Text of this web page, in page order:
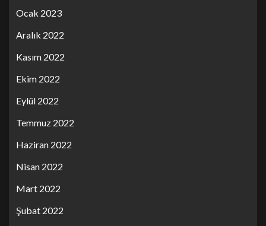
Ocak 2023
Aralık 2022
Kasım 2022
Ekim 2022
Eylül 2022
Temmuz 2022
Haziran 2022
Nisan 2022
Mart 2022
Şubat 2022